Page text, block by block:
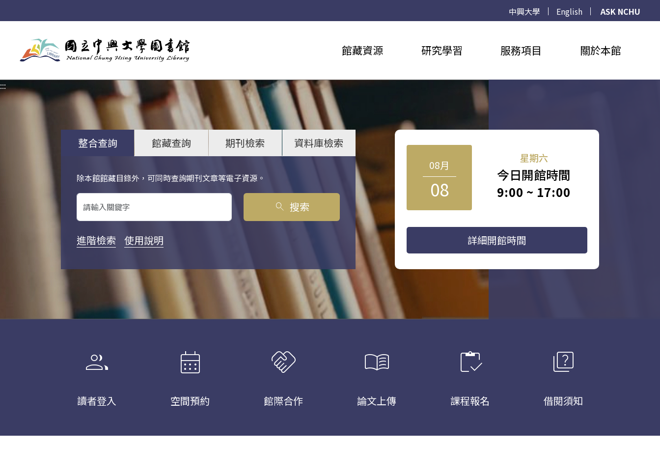
中興大學 English
ASK NCHU
館藏資源 研究學習 服務項目 關於本館
:::
整合查詢 館藏查詢 期刊檢索 資料庫檢索
除本館館藏目錄外，可同時查詢期刊文章等電子資源。
關鍵字搜尋
search 搜索
進階檢索 使用說明
08月
08
星期六
今日開館時間
9:00 ~ 17:00
詳細開館時間
group
讀者登入
calendar_month
空間預約
handshake
館際合作
menu_book
論文上傳
inventory
課程報名
quiz
借閱須知